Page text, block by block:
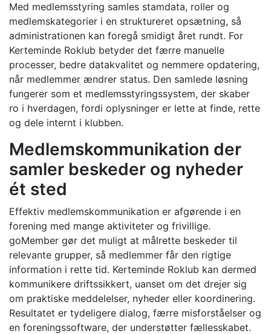
Med medlemsstyring samles stamdata, roller og
medlemskategorier i en struktureret opsætning, så
administrationen kan foregå smidigt året rundt. For
Kerteminde Roklub betyder det færre manuelle
processer, bedre datakvalitet og nemmere opdatering,
når medlemmer ændrer status. Den samlede løsning
fungerer som et medlemsstyringssystem, der skaber
ro i hverdagen, fordi oplysninger er lette at finde, rette
og dele internt i klubben.
Medlemskommunikation der
samler beskeder og nyheder
ét sted
Effektiv medlemskommunikation er afgørende i en
forening med mange aktiviteter og frivillige.
goMember gør det muligt at målrette beskeder til
relevante grupper, så medlemmer får den rigtige
information i rette tid. Kerteminde Roklub kan dermed
kommunikere driftssikkert, uanset om det drejer sig
om praktiske meddelelser, nyheder eller koordinering.
Resultatet er tydeligere dialog, færre misforståelser og
en foreningssoftware, der understøtter fællesskabet.